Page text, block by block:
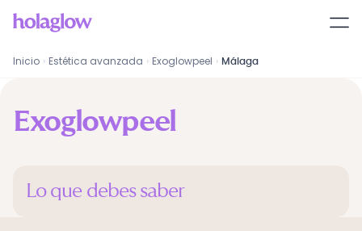
Exoglowpeel Málaga
Inicio › Estética avanzada › Exoglowpeel › Málaga
Exoglowpeel
Lo que debes saber